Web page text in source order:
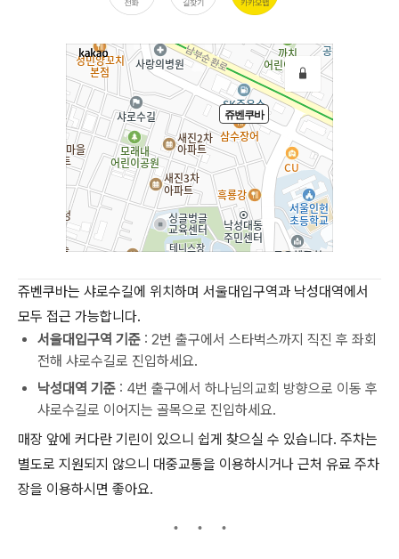
쥬벤쿠바는 샤로수길에 위치하며 서울대입구역과 낙성대역에서
모두 접근 가능합니다.
서울대입구역 기준 : 2번 출구에서 스타벅스까지 직진 후 좌회
전해 샤로수길로 진입하세요.
낙성대역 기준 : 4번 출구에서 하나님의교회 방향으로 이동 후
샤로수길로 이어지는 골목으로 진입하세요.
매장 앞에 커다란 기린이 있으니 쉽게 찾으실 수 있습니다. 주차는
별도로 지원되지 않으니 대중교통을 이용하시거나 근처 유료 주차
장을 이용하시면 좋아요.